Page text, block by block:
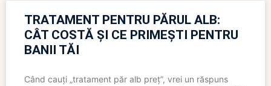
TRATAMENT PENTRU PĂRUL ALB:
CÂT COSTĂ ȘI CE PRIMEȘTI PENTRU
BANII TĂI
Când cauți „tratament păr alb preț”, vrei un răspuns